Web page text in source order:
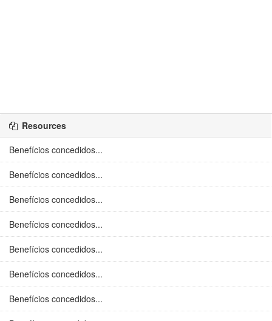
Resources
Benefícios concedidos...
Benefícios concedidos...
Benefícios concedidos...
Benefícios concedidos...
Benefícios concedidos...
Benefícios concedidos...
Benefícios concedidos...